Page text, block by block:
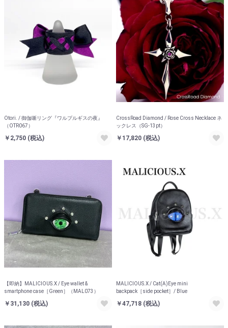
Otori. / 御伽噺リング『ワルプルギスの夜』
（OTR067）
￥2,750 (税込)
CrossRoad Diamond / Rose Cross Necklace ネ
ックレス（SG-13pt）
￥17,820 (税込)
【即納】MALICIOUS.X / Eye wallet &
smartphone case［Green］（MAL073）
￥31,130 (税込)
MALICIOUS.X / Cat(A)Eye mini
backpack［side pocket］/ Blue
￥47,718 (税込)